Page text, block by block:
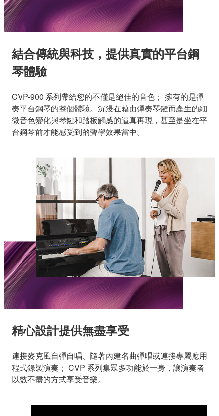
結合傳統與科技，提供真實的平台鋼
琴體驗
CVP-900 系列帶給您的不僅是絕佳的音色； 擁有的是彈
奏平台鋼琴的整個體驗。沉浸在藉由彈奏琴鍵而產生的細
微音色變化與琴鍵和踏板觸感的逼真再現，甚至是坐在平
台鋼琴前才能感受到的聲學效果當中。
精心設計提供無盡享受
連接麥克風自彈自唱、隨著內建名曲彈唱或連接專屬應用
程式錄製演奏； CVP 系列集眾多功能於一身，讓演奏者
以數不盡的方式享受音樂。